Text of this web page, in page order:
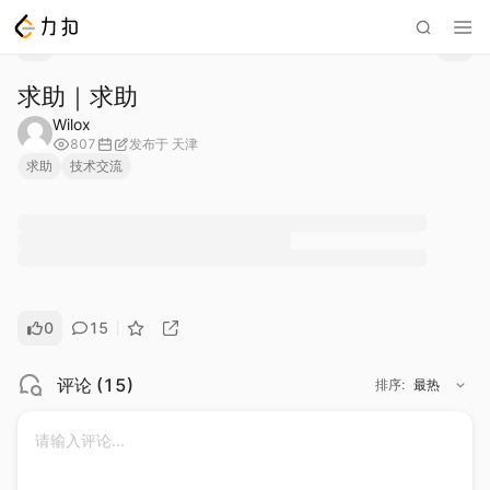
求助｜求助
Wilox
807 发布于 天津
求助
技术交流
0 15
评论 (15) 排序: 最热